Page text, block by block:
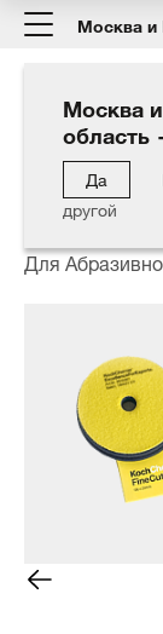
Москва и
Москва
Да
другой
Главная
Полировальные
Fine Cut Pad -
Для